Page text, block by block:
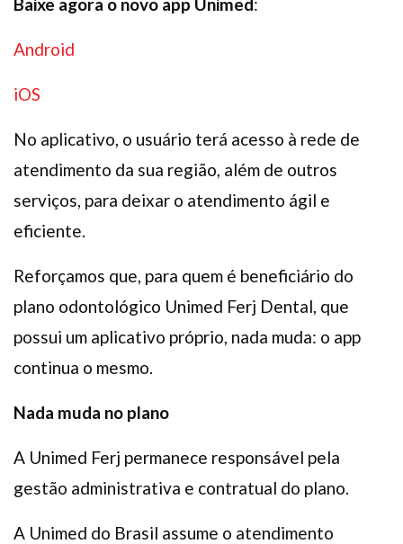
Android
iOS
No aplicativo, o usuário terá acesso à rede de
atendimento da sua região, além de outros
serviços, para deixar o atendimento ágil e
eficiente.
Reforçamos que, para quem é beneficiário do
plano odontológico Unimed Ferj Dental, que
possui um aplicativo próprio, nada muda: o app
continua o mesmo.
Nada muda no plano
A Unimed Ferj permanece responsável pela
gestão administrativa e contratual do plano.
A Unimed do Brasil assume o atendimento